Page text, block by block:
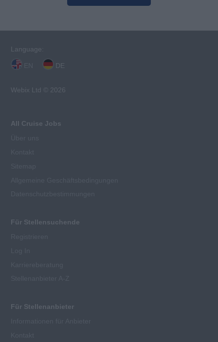
Language:
DE
Webix Ltd © 2026
All Cruise Jobs
Für Stellensuchende
Für Stellenanbieter